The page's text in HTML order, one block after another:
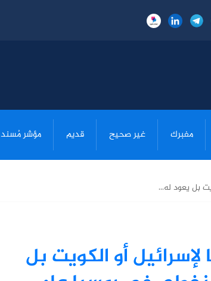
مفبرك غير صحيح قديم مؤشر مُسند
بل يعود له...
لإسرائيل أو الكويت بل